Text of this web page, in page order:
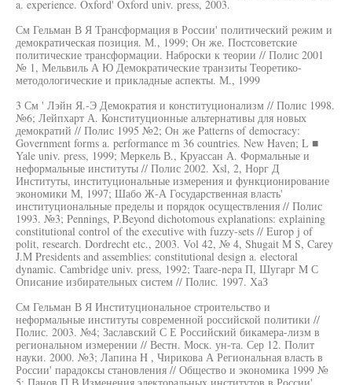
a. experience. Oxford' Oxford univ. press, 2003.
См Гельман В Я Трансформация в России' политический режим и
демократическая позиция. М., 1999; Он же. Постсоветские
политические трансформации. Наброски к теории // Полис 2001
№ 1, Мельвиль А Ю Демократические транзиты Теоретико-
методологические и прикладные аспекты. М., 1999
3 См ' Лэйн Я.-Э Демократия и конституционализм // Полис 1998.
№6; Лейпхарт А. Конституционные альтернативы для новых
демократий // Полис 1995 №2; Он же Patterns of democracy:
Government forms a. performance m 36 countries. New Haven; L ■
Yale univ. press, 1999; Меркель В., Круассан А. Формальные и
неформальные институты // Полис 2002. Xsl, 2, Норг Д
Институты, институциональные измерения и функционирование
экономики М, 1997; Шабо Ж-А Государственная власть'
институциональные пределы и порядок осуществления // Полис
1993. №3; Pennings, P.Beyond dichotomous explanations: explaining
constitutional control of the executive with fuzzy-sets // Europ j of
polit, research. Dordrecht etc., 2003. Vol 42, № 4, Shugait M S, Carey
J.M Presidents and assemblies: constitutional design a. electoral
dynamic. Cambridge univ. press, 1992; Taare-nepa П, Шугарг M С
Описание избирательных систем // Полис. 1997. ХаЗ
См Гельман В Я Институциональное строительство и
неформальные институты современной российской политики //
Полис. 2003. №4; Заславский С Е Российский бикамера-лизм в
региональном измерении // Вестн. Моск. ун-та. Сер 12. Полит
науки. 2000. №3; Лапина H , Чирикова А Региональная власть в
России' парадоксы становления // Общество и экономика 1999 №